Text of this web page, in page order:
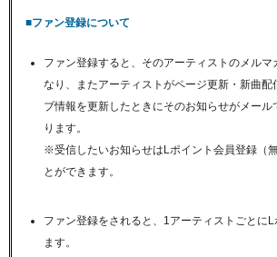
■ファン登録について
ファン登録すると、そのアーティストのメルマ
なり、またアーティストがページ更新・新曲配
ブ情報を更新したときにそのお知らせがメール
ります。
※受信したいお知らせはLポイント会員登録（
とができます。
ファン登録をされると、1アーティストごとに
ます。